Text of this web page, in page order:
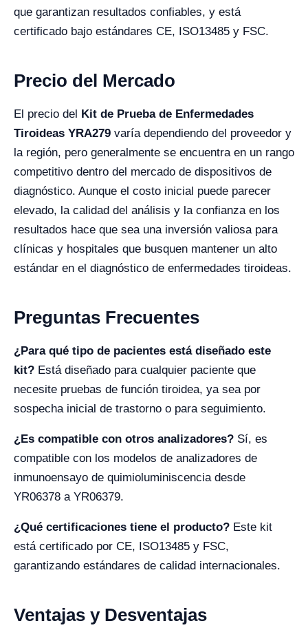
que garantizan resultados confiables, y está
certificado bajo estándares CE, ISO13485 y FSC.
Precio del Mercado
El precio del Kit de Prueba de Enfermedades
Tiroideas YRA279 varía dependiendo del proveedor y
la región, pero generalmente se encuentra en un rango
competitivo dentro del mercado de dispositivos de
diagnóstico. Aunque el costo inicial puede parecer
elevado, la calidad del análisis y la confianza en los
resultados hace que sea una inversión valiosa para
clínicas y hospitales que busquen mantener un alto
estándar en el diagnóstico de enfermedades tiroideas.
Preguntas Frecuentes
¿Para qué tipo de pacientes está diseñado este
kit? Está diseñado para cualquier paciente que
necesite pruebas de función tiroidea, ya sea por
sospecha inicial de trastorno o para seguimiento.
¿Es compatible con otros analizadores? Sí, es
compatible con los modelos de analizadores de
inmunoensayo de quimioluminiscencia desde
YR06378 a YR06379.
¿Qué certificaciones tiene el producto? Este kit
está certificado por CE, ISO13485 y FSC,
garantizando estándares de calidad internacionales.
Ventajas y Desventajas